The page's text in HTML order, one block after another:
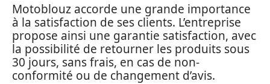
Motoblouz accorde une grande importance
à la satisfaction de ses clients. L’entreprise
propose ainsi une garantie satisfaction, avec
la possibilité de retourner les produits sous
30 jours, sans frais, en cas de non-
conformité ou de changement d’avis.